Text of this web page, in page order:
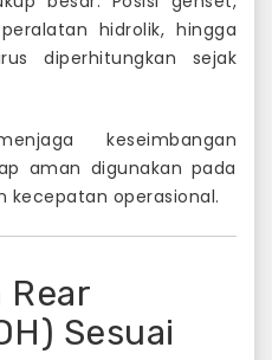
hidrolik, hingga
diperhitungkan sejak
keseimbangan
aman digunakan pada
kecepatan operasional.
Rear
Sesuai